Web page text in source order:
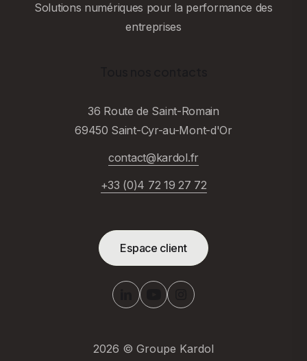
Solutions numériques pour la performance des
entreprises
36 Route de Saint-Romain
69450 Saint-Cyr-au-Mont-d'Or
contact@kardol.fr
+33 (0)4 72 19 27 72
Espace client
2026 © Groupe Kardol